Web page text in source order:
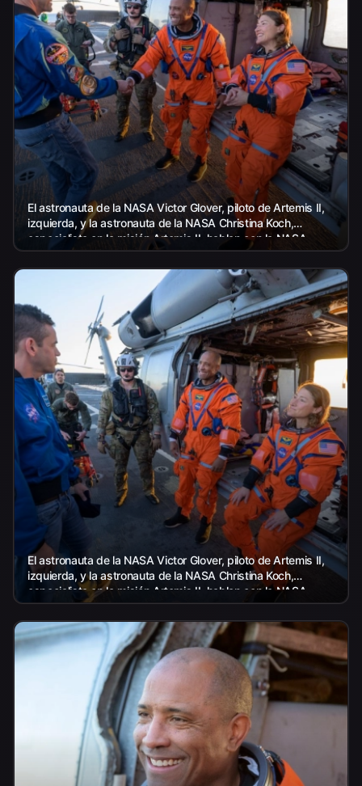
El astronauta de la NASA Victor Glover, piloto de Artemis II,
izquierda, y la astronauta de la NASA Christina Koch,
especialista en la misión Artemis II, hablan con la NASA...
El astronauta de la NASA Victor Glover, piloto de Artemis II,
izquierda, y la astronauta de la NASA Christina Koch,
especialista en la misión Artemis II, hablan con la NASA...